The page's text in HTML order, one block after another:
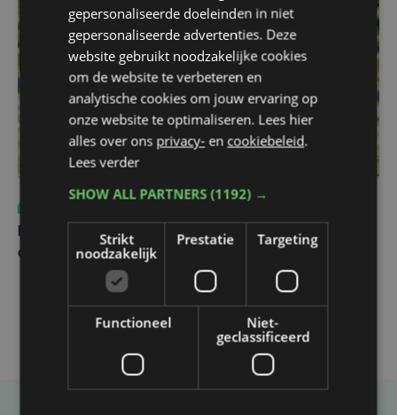
Net voor kraker tegen Essevee: match van KV Kortrijk
op Anderlecht uitgesteld door Europees voetbal
gepersonaliseerde doeleinden in niet
gepersonaliseerde advertenties. Deze
website gebruikt noodzakelijke cookies
om de website te verbeteren en
analytische cookies om jouw ervaring op
onze website te optimaliseren. Lees hier
alles over ons privacy- en cookiebeleid.
Lees verder
SHOW ALL PARTNERS(1192) →
Strikt
noodzakelijk
Prestatie Targeting
Functioneel
Niet-
geclassificeerd